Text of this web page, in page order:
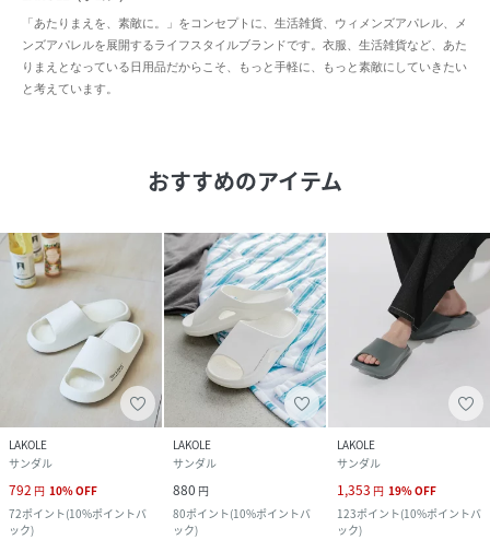
「あたりまえを、素敵に。」をコンセプトに、生活雑貨、ウィメンズアパレル、メ
ンズアパレルを展開するライフスタイルブランドです。衣服、生活雑貨など、あた
りまえとなっている日用品だからこそ、もっと手軽に、もっと素敵にしていきたい
と考えています。
おすすめのアイテム
LAKOLE
サンダル
792 円 10%OFF
72ポイント(10%ポイントバ
ック)
LAKOLE
サンダル
880 円
80ポイント(10%ポイントバ
ック)
LAKOLE
サンダル
1,353 円 19%OFF
123ポイント(10%ポイントバ
ック)